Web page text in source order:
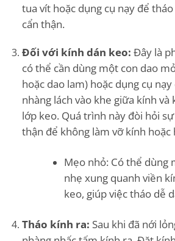
tua vít hoặc dụng cụ nạy để
cẩn thận.
Đối với kính dán keo: Đây là
có thể cần dùng một con dao
hoặc dao lam) hoặc dụng cụ
nhàng lách vào khe giữa kính và
lớp keo. Quá trình này đòi hỏi
thận để không làm vỡ kính hoặc
Mẹo nhỏ: Có thể dùng
nhẹ xung quanh viền
keo, giúp việc tháo dễ
Tháo kính ra: Sau khi đã nới